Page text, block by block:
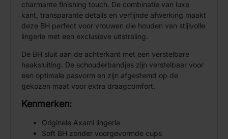
charmante finishing touch. De combinatie van luxe
kant, transparante details en verfijnde afwerking maakt
deze BH perfect voor vrouwen die houden van stijlvolle
lingerie met een exclusieve uitstraling.
De BH sluit aan de achterkant met een verstelbare
haaksluiting. De schouderbandjes zijn verstelbaar voor
een optimale pasvorm en zijn afgestemd op de
gekozen maat voor extra draagcomfort.
Kenmerken:
Originele Axami lingerie
Soft BH zonder voorgevormde cups